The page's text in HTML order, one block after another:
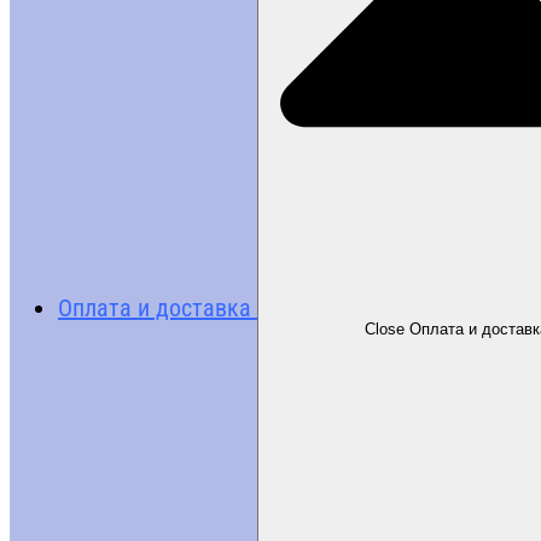
Оплата и доставка
Close Оплата и